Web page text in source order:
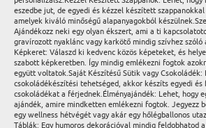
eszedbe jut, de egyedi és kézzel készített
amelyek kiváló minőségű alapanyagokból
Ajándékozz neki egy olyan ékszert, ami a ti
gravírozott nyaklánc vagy karkötő mindig szívhez szóló
Képkeret: Válaszd ki kedvenc közös képeteket, és
szabott képkeretben. Így mindig emlékezni fogtok
együtt voltatok.Saját Készítésű Sütik vagy Csokoládék:
csokoládékészítési tehetséged, akkor készíts egyedi
csokoládékat a férjednek.Élményajándék: Lehet, hogy
ajándék, amire mindketten emlékezni fogtok. Jegyezz
egy wellness hétvégét vagy akár egy hőlégballonos
Táblák: Egy humoros dekorációval mindig feldobhatod